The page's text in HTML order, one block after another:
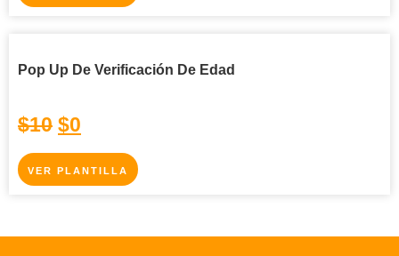
Pop Up De Verificación De Edad
$10 $0
VER PLANTILLA